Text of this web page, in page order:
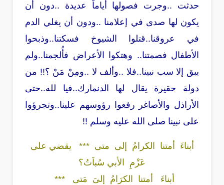
حدثت ..وجرت فصولها أياماً عديدة ..دون أن
يكون لها صدى في إعلامنا ..ودون أن يغلي الدم
في عروقنا..قتلوا الشيوخ فسكتنا..وذبحوا
الأطفال فصمتنا.. وهتكوا الأعراض فأُلجمنا..ولم
يبق إلا سب نبينا..فلا ..وألف لا ..ومِنْ مَنْ ؟!! من
دولة حقيرة يقال لها الدنمارك..فيا لله..حتى
الأراذل والأصاغر رفعوا رؤوسهم علينا..وتجرؤوا
على نبينا صلى الله عليه وسلم !!
أبناءَ أمتنا الكرامُ إلى متى *** يقضي على
عَزْمِ الأبي سُباَتُ؟
أبناءَ أمتنا الكرَامُ إلىَ مَتى ***